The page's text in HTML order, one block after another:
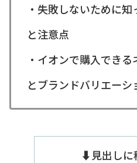
・失敗しないために
と注意点
・イオンで購入でき
とブランドバリエーシ
⬇️見出しに